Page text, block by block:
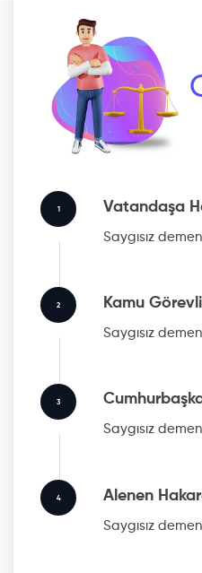
1 Vatandaşa
Saygısız
2 Kamu
Saygısız
3
Saygısız
4 Alenen
Saygısız